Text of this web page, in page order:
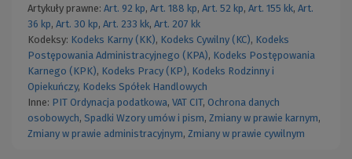
Artykuły prawne: Art. 92 kp, Art. 188 kp, Art. 52 kp, Art. 155 kk, Art.
36 kp, Art. 30 kp, Art. 233 kk, Art. 207 kk
Kodeksy: Kodeks Karny (KK), Kodeks Cywilny (KC), Kodeks
Postępowania Administracyjnego (KPA), Kodeks Postępowania
Karnego (KPK), Kodeks Pracy (KP), Kodeks Rodzinny i
Opiekuńczy, Kodeks Spółek Handlowych
Inne: PIT Ordynacja podatkowa, VAT CIT, Ochrona danych
osobowych, Spadki Wzory umów i pism, Zmiany w prawie karnym,
Zmiany w prawie administracyjnym, Zmiany w prawie cywilnym